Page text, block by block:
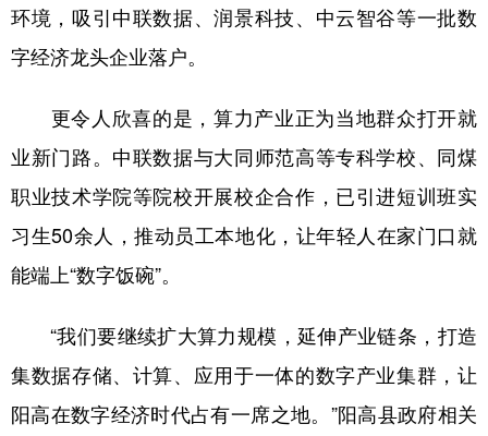
环境，吸引中联数据、润景科技、中云智谷等一批数
字经济龙头企业落户。
更令人欣喜的是，算力产业正为当地群众打开就
业新门路。中联数据与大同师范高等专科学校、同煤
职业技术学院等院校开展校企合作，已引进短训班实
习生50余人，推动员工本地化，让年轻人在家门口就
能端上“数字饭碗”。
“我们要继续扩大算力规模，延伸产业链条，打造
集数据存储、计算、应用于一体的数字产业集群，让
阳高在数字经济时代占有一席之地。”阳高县政府相关